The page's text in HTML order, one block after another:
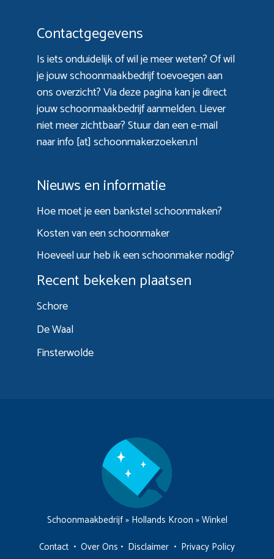
Contactgegevens
Is iets onduidelijk of wil je meer weten? Of wil
je jouw schoonmaakbedrijf toevoegen aan
ons overzicht? Viadeze paginakan je direct
jouw schoonmaakbedrijf aanmelden. Liever
niet meer zichtbaar? Stuur dan een e-mail
naar info [at] schoonmakerzoeken.nl
Nieuws en informatie
Hoe moet je een bankstel schoonmaken?
Kosten van een schoonmaker
Hoeveel uur heb ik een schoonmaker nodig?
Recent bekeken plaatsen
Schore
De Waal
Finsterwolde
Schoonmaakbedrijf» Hollands Kroon »Winkel
Contact • Over Ons • Disclaimer • Privacy Policy